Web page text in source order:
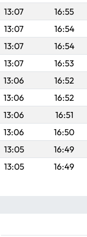
13:07 16:55
13:07 16:54
13:07 16:54
13:07 16:53
13:06 16:52
13:06 16:52
13:06 16:51
13:06 16:50
13:05 16:49
13:05 16:49